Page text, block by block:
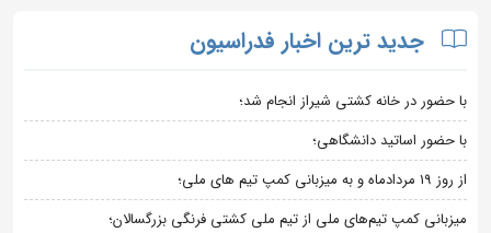
جدید ترین اخبار فدراسیون
با حضور در خانه کشتی شیراز انجام شد؛
با حضور اساتید دانشگاهی؛
از روز 19 مردادماه و به میزبانی کمپ تیم های ملی؛
میزبانی کمپ تیم‌های ملی از تیم ملی کشتی فرنگی بزرگسالان؛